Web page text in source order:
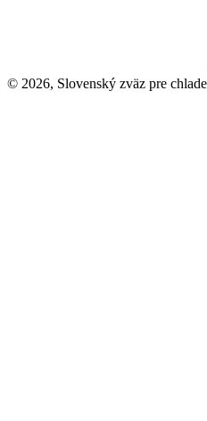
© 2026, Slovenský zväz pre